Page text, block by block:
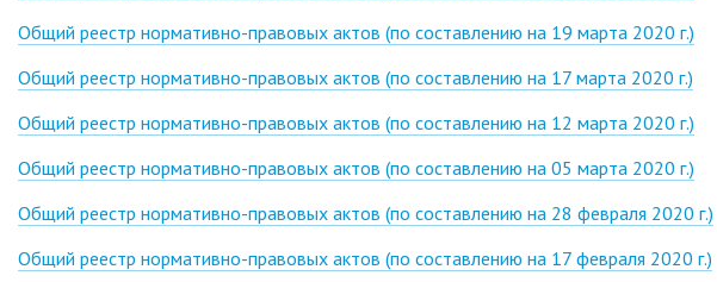
Общий реестр нормативно-правовых актов (по составлению на 19 марта 2020 г.)
Общий реестр нормативно-правовых актов (по составлению на 17 марта 2020 г.)
Общий реестр нормативно-правовых актов (по составлению на 12 марта 2020 г.)
Общий реестр нормативно-правовых актов (по составлению на 05 марта 2020 г.)
Общий реестр нормативно-правовых актов (по составлению на 28 февраля 2020 г.)
Общий реестр нормативно-правовых актов (по составлению на 17 февраля 2020 г.)